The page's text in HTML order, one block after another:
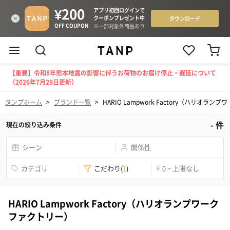
【重要】令和8年熊本地震の影響に伴うお荷物のお届け停止・遅延について
（2026年7月29日更新）
タンプホーム > ブランド一覧 > HARIO Lampwork Factory（ハリオランプワ
現在の絞り込み条件 -件
シーン 関係性
カテゴリ こだわり(1) ¥ 0 ~ 上限なし
HARIO Lampwork Factory（ハリオランプワーク
ファクトリー）